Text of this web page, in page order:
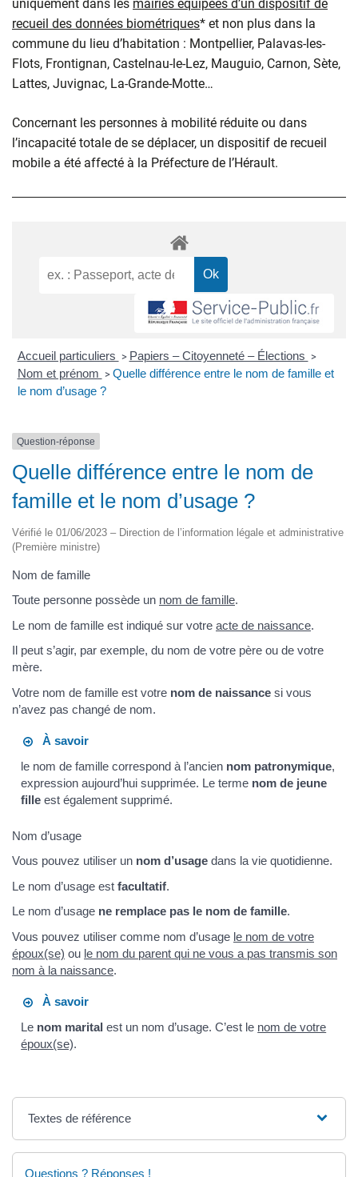
uniquement dans les mairies équipées d’un dispositif de
recueil des données biométriques* et non plus dans la
commune du lieu d’habitation : Montpellier, Palavas-les-
Flots, Frontignan, Castelnau-le-Lez, Mauguio, Carnon, Sète,
Lattes, Juvignac, La-Grande-Motte…
Concernant les personnes à mobilité réduite ou dans
l’incapacité totale de se déplacer, un dispositif de recueil
mobile a été affecté à la Préfecture de l’Hérault.
Accueil particuliers > Papiers – Citoyenneté – Élections >
Nom et prénom > Quelle différence entre le nom de famille et
le nom d’usage ?
Question-réponse
Quelle différence entre le nom de
famille et le nom d’usage ?
Vérifié le 01/06/2023 – Direction de l’information légale et administrative
(Première ministre)
Nom de famille
Toute personne possède un nom de famille.
Le nom de famille est indiqué sur votre acte de naissance.
Il peut s’agir, par exemple, du nom de votre père ou de votre
mère.
Votre nom de famille est votre nom de naissance si vous
n’avez pas changé de nom.
À savoir
le nom de famille correspond à l’ancien nom patronymique,
expression aujourd’hui supprimée. Le terme nom de jeune
fille est également supprimé.
Nom d’usage
Vous pouvez utiliser un nom d’usage dans la vie quotidienne.
Le nom d’usage est facultatif.
Le nom d’usage ne remplace pas le nom de famille.
Vous pouvez utiliser comme nom d’usage le nom de votre
époux(se) ou le nom du parent qui ne vous a pas transmis son
nom à la naissance.
À savoir
Le nom marital est un nom d’usage. C’est le nom de votre
époux(se).
Textes de référence
Questions ? Réponses !